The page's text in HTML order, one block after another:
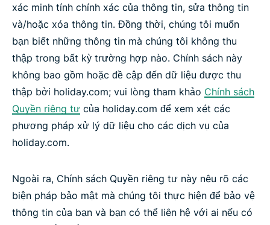
xác minh tính chính xác của thông tin, sửa thông tin
và/hoặc xóa thông tin. Đồng thời, chúng tôi muốn
bạn biết những thông tin mà chúng tôi không thu
thập trong bất kỳ trường hợp nào. Chính sách này
không bao gồm hoặc đề cập đến dữ liệu được thu
thập bởi holiday.com; vui lòng tham khảo Chính sách
Quyền riêng tư của holiday.com để xem xét các
phương pháp xử lý dữ liệu cho các dịch vụ của
holiday.com.
Ngoài ra, Chính sách Quyền riêng tư này nêu rõ các
biện pháp bảo mật mà chúng tôi thực hiện để bảo vệ
thông tin của bạn và bạn có thể liên hệ với ai nếu có